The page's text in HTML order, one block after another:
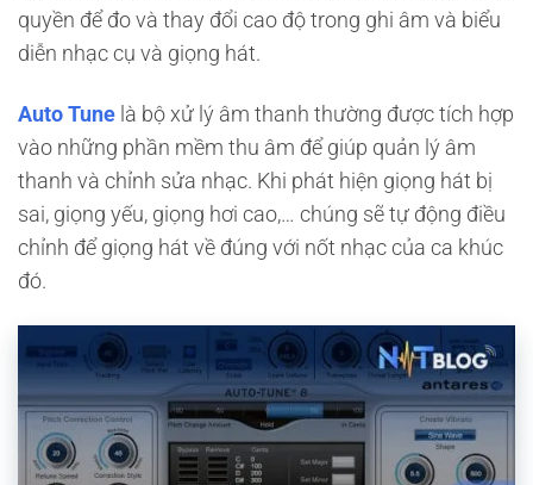
quyền để đo và thay đổi cao độ trong ghi âm và biểu
diễn nhạc cụ và giọng hát.
Auto Tune là bộ xử lý âm thanh thường được tích hợp
vào những phần mềm thu âm để giúp quản lý âm
thanh và chỉnh sửa nhạc. Khi phát hiện giọng hát bị
sai, giọng yếu, giọng hơi cao,… chúng sẽ tự động điều
chỉnh để giọng hát về đúng với nốt nhạc của ca khúc
đó.